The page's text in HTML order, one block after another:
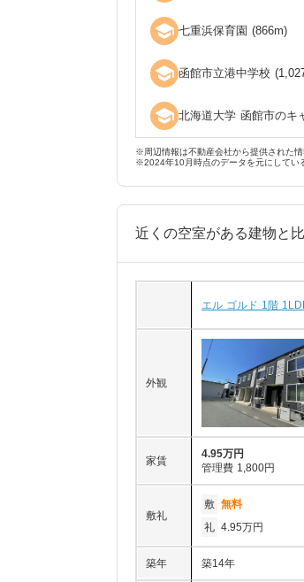
school 七重浜保育園 (866m)
school 函館市立港中学校 (
school 北海道大学 函館市のキ
※周辺情報は不動産会社から提供された
※2024年10月時点のデータを元にしてい
近くの空室がある建物と
エル ゴルド 1階
外観
家賃
4.95万円
管理費 1,800円
敷礼
敷 無料
礼 4.95万円
築年 築14年